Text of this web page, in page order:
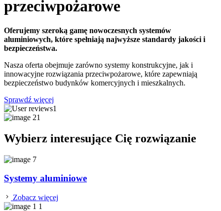
przeciwpożarowe
Oferujemy szeroką gamę nowoczesnych systemów
aluminiowych, które spełniają najwyższe standardy jakości i
bezpieczeństwa.
Nasza oferta obejmuje zarówno systemy konstrukcyjne, jak i
innowacyjne rozwiązania przeciwpożarowe, które zapewniają
bezpieczeństwo budynków komercyjnych i mieszkalnych.
Sprawdź więcej
Wybierz interesujące Cię rozwiązanie
Systemy aluminiowe
Zobacz więcej